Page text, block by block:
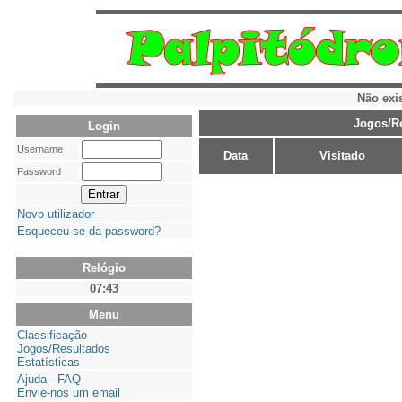
Não
Login
Username
Password
Novo utilizador
Esqueceu-se da password?
Relógio
07:43
Menu
Classificação
Jogos/Resultados
Estatísticas
Ajuda - FAQ -
Envie-nos um email
Jogos/
Data Visitado